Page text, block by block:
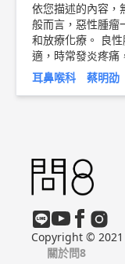
依您描述的內容，
般而言，惡性腫瘤
和放療化療。 良
適，時常發炎疼痛
都會建議切除。
良惡性 請您務必盡
耳鼻喉科 蔡明劭
Copyright ©
關於問8